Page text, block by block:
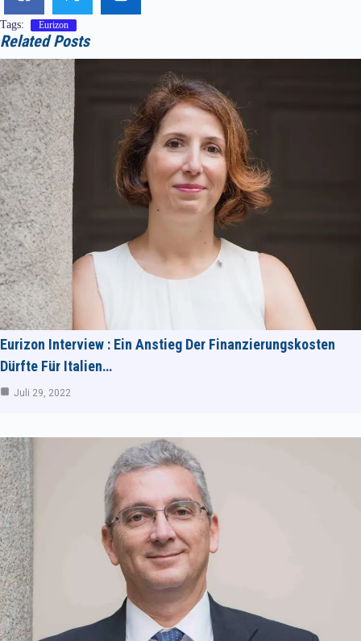
Tags: Eurizon
Related Posts
Eurizon Interview : Ein Anstieg Der Finanzierungskosten
Dürfte Für Italien…
Juli 29, 2022